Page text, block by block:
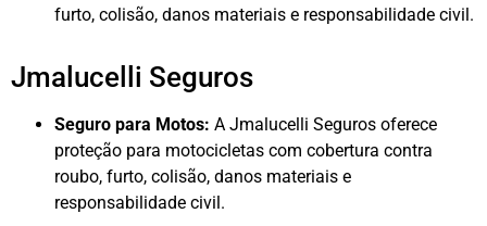
furto, colisão, danos materiais e responsabilidade civil.
Jmalucelli Seguros
Seguro para Motos: A Jmalucelli Seguros oferece
proteção para motocicletas com cobertura contra
roubo, furto, colisão, danos materiais e
responsabilidade civil.